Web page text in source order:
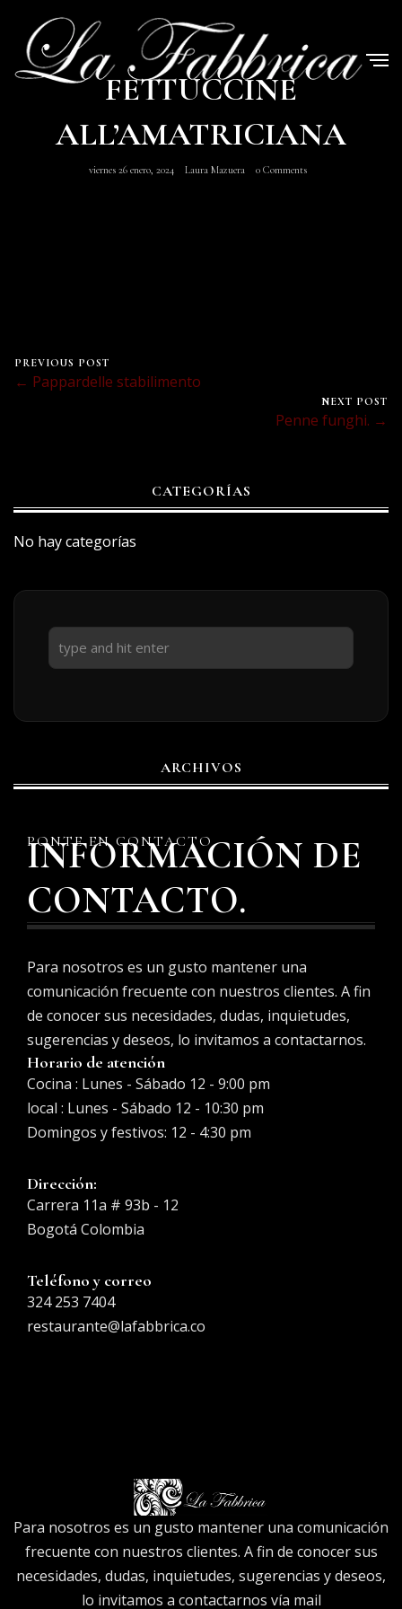
FETTUCCINE
ALL’AMATRICIANA
viernes 26 enero, 2024 Laura Mazuera 0 Comments
PREVIOUS POST
← Pappardelle stabilimento
NEXT POST
Penne funghi. →
CATEGORÍAS
No hay categorías
ARCHIVOS
PONTE EN CONTACTO
INFORMACIÓN DE
CONTACTO.
Para nosotros es un gusto mantener una
comunicación frecuente con nuestros clientes. A fin
de conocer sus necesidades, dudas, inquietudes,
sugerencias y deseos, lo invitamos a contactarnos.
Horario de atención
Cocina : Lunes - Sábado 12 - 9:00 pm
local : Lunes - Sábado 12 - 10:30 pm
Domingos y festivos: 12 - 4:30 pm
Dirección:
Carrera 11a # 93b - 12
Bogotá Colombia
Teléfono y correo
324 253 7404
restaurante@lafabbrica.co
Para nosotros es un gusto mantener una comunicación
frecuente con nuestros clientes. A fin de conocer sus
necesidades, dudas, inquietudes, sugerencias y deseos,
lo invitamos a contactarnos vía mail